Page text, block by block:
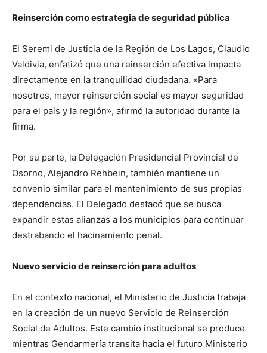
Reinserción como estrategia de seguridad pública
El Seremi de Justicia de la Región de Los Lagos, Claudio
Valdivia, enfatizó que una reinserción efectiva impacta
directamente en la tranquilidad ciudadana. «Para
nosotros, mayor reinserción social es mayor seguridad
para el país y la región», afirmó la autoridad durante la
firma.
Por su parte, la Delegación Presidencial Provincial de
Osorno, Alejandro Rehbein, también mantiene un
convenio similar para el mantenimiento de sus propias
dependencias. El Delegado destacó que se busca
expandir estas alianzas a los municipios para continuar
destrabando el hacinamiento penal.
Nuevo servicio de reinserción para adultos
En el contexto nacional, el Ministerio de Justicia trabaja
en la creación de un nuevo Servicio de Reinserción
Social de Adultos. Este cambio institucional se produce
mientras Gendarmería transita hacia el futuro Ministerio